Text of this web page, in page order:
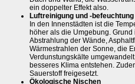
ein doppelter Effekt also.
Luftreinigung und -befeuchtung
In den Innenstädten ist die
höher als die Umgebung.
Abstrahlung der Wände,
Wärmestrahlen der Sonne, die
Verdunstungskälte
besseres Klima entstehen.
Sauerstoff freigesetzt.
Ökologische Nischen